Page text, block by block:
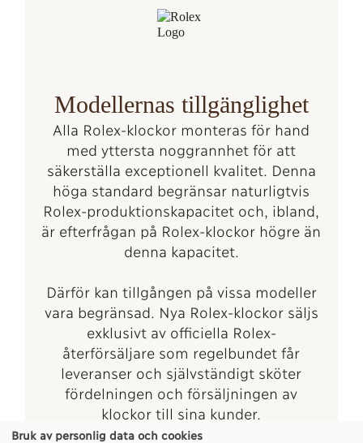
Modellernas tillgänglighet
Alla Rolex-klockor monteras för hand
med yttersta noggrannhet för att
säkerställa exceptionell kvalitet. Denna
höga standard begränsar naturligtvis
Rolex-produktionskapacitet och, ibland,
är efterfrågan på Rolex-klockor högre än
denna kapacitet.
Därför kan tillgången på vissa modeller
vara begränsad. Nya Rolex-klockor säljs
exklusivt av officiella Rolex-
återförsäljare som regelbundet får
leveranser och självständigt sköter
fördelningen och försäljningen av
klockor till sina kunder.
Bruk av personlig data och cookies